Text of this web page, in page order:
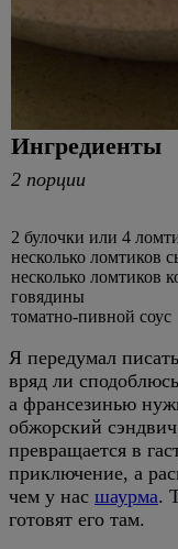
Ингредиенты
2 порции
2 булочки или 4
несколько ломтиков
несколько ломтиков
говядины
томатно-пивной соус
Я передумал
вряд ли
а франсезинью
обжорский
превращается в
приключение, а
чем у нас шаурма.
готовят его там.